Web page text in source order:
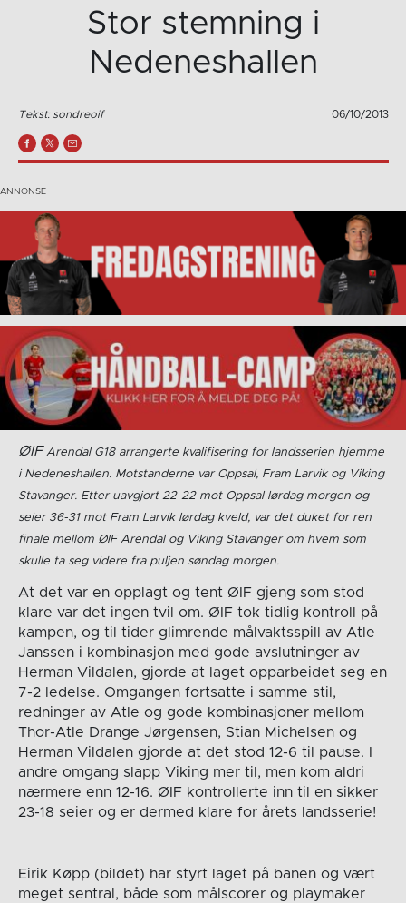
Stor stemning i
Nedeneshallen
Tekst: sondreoif 06/10/2013
ØIFArendal G18 arrangerte kvalifisering for landsserien hjemme
i Nedeneshallen. Motstanderne var Oppsal, Fram Larvik og Viking
Stavanger. Etter uavgjort 22-22 mot Oppsal lørdag morgen og
seier 36-31 mot Fram Larvik lørdag kveld, var det duket for ren
finale mellom ØIF Arendal og Viking Stavanger om hvem som
skulle ta seg videre fra puljen søndag morgen.
At det var en opplagt og tent ØIF gjeng som stod
klare var det ingen tvil om. ØIF tok tidlig kontroll på
kampen, og til tider glimrende målvaktsspill av Atle
Janssen i kombinasjon med gode avslutninger av
Herman Vildalen, gjorde at laget opparbeidet seg en
7-2 ledelse. Omgangen fortsatte i samme stil,
redninger av Atle og gode kombinasjoner mellom
Thor-Atle Drange Jørgensen, Stian Michelsen og
Herman Vildalen gjorde at det stod 12-6 til pause. I
andre omgang slapp Viking mer til, men kom aldri
nærmere enn 12-16. ØIF kontrollerte inn til en sikker
23-18 seier og er dermed klare for årets landsserie!
Eirik Køpp (bildet) har styrt laget på banen og vært
meget sentral, både som målscorer og playmaker